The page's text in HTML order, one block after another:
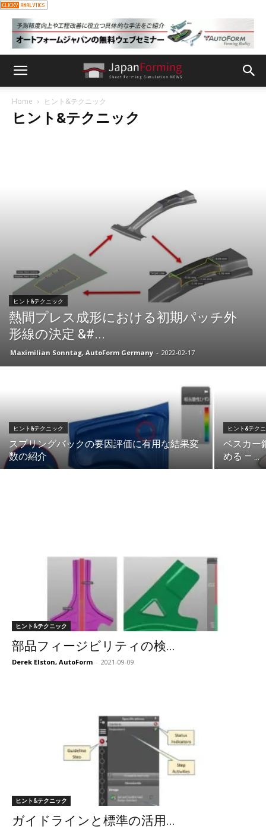
Home ヒント&テクニック
ヒント&テクニック
ヒント&テクニック
熱間プレス成形における初期パッチ外
形線の決定 &#...
Maximilian Sonntag, AutoForm Germany - 2022-02-17
ヒント&テクニック
スプリングバックの要因評価に有用な結果変
数の紹介
ヒント&テク
ベスカー
める — ...
ヒント&テクニック
部品フィージビリティの検...
Derek Elston, AutoForm - 2021-09-09
ヒント&テクニック
ガイドラインと標準の活用...